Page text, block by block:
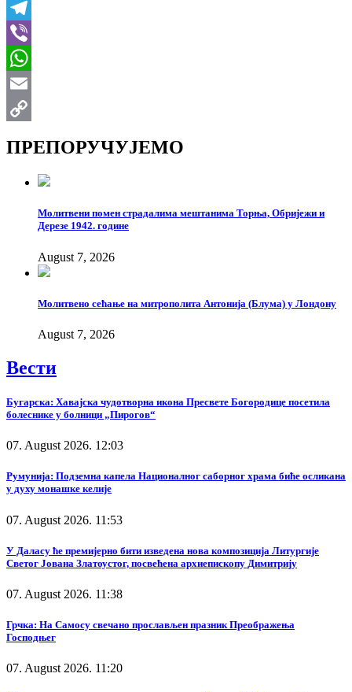
VK
Telegram
Viber
WhatsApp
Email
ПРЕПОРУЧУЈЕМО
Молитвени помен страдалима мештанима Торња, Обријежи и
Дерезе 1942. године
August 7, 2026
Молитвено сећање на митрополита Антонија (Блума) у Лондону
August 7, 2026
Вести
Бугарска: Хавајска чудотворна икона Пресвете Богородице посетила
болеснике у болници „Пирогов“
07. August 2026. 12:03
Румунија: Подземна капела Националног саборног храма биће осликана
у духу монашке келије
07. August 2026. 11:53
У Даласу ће премијерно бити изведена нова композиција Литургије
Светог Јована Златоустог, посвећена архиепископу Димитрију
07. August 2026. 11:38
Грчка: На Самосу свечано прослављен празник Преображења
Господњег
07. August 2026. 11:20